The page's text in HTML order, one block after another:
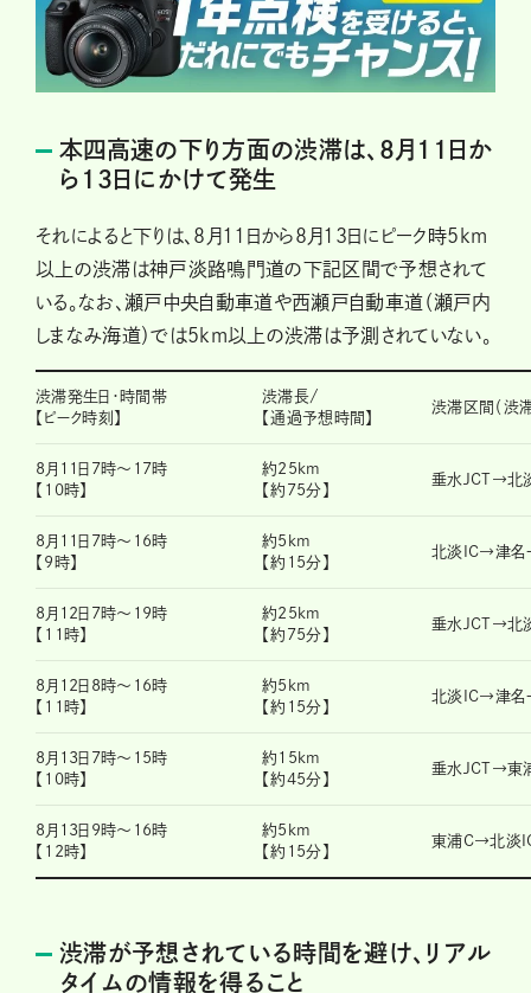
本四高速の下り方面の渋滞は、8月11日か
ら13日にかけて発生
それによると下りは、8月11日から8月13日にピーク時5km
以上の渋滞は神戸淡路鳴門道の下記区間で予想されて
いる。なお、瀬戸中央自動車道や西瀬戸自動車道（瀬戸内
しまなみ海道）では5km以上の渋滞は予測されていない。
渋滞発生日・時間帯
【ピーク時刻】
渋滞長/
【通過予想時間】
渋滞区間（渋
8月11日7時～17時
【10時】
約25km
【約75分】
垂水JCT→北
8月11日7時～16時
【9時】
約5km
【約15分】
北淡IC→津名
8月12日7時～19時
【11時】
約25km
【約75分】
垂水JCT→北
8月12日8時～16時
【11時】
約5km
【約15分】
北淡IC→津名
8月13日7時～15時
【10時】
約15km
【約45分】
垂水JCT→東
8月13日9時～16時
【12時】
約5km
【約15分】
東浦C→北淡
渋滞が予想されている時間を避け、リアル
タイムの情報を得ること